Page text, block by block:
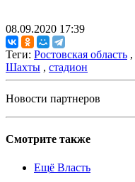
08.09.2020 17:39
Теги: Ростовская область ,
Шахты , стадион
Новости партнеров
Смотрите также
Ещё Власть